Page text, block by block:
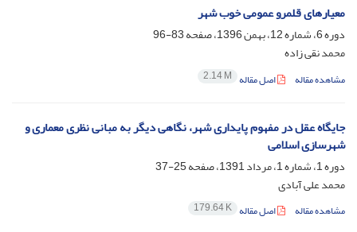
معیارهای قلمرو عمومی خوب شهر
دوره 6، شماره 12، بهمن 1396، صفحه
83-96
محمد نقی زاده
مشاهده مقاله اصل مقاله 2.14 M
جایگاه عقل در مفهوم پایداری شهر، نگاهی دیگر به مبانی نظری معماری و
شهرسازی اسلامی
دوره 1، شماره 1، مرداد 1391، صفحه
25-37
محمد علی آبادی
مشاهده مقاله اصل مقاله 179.64 K